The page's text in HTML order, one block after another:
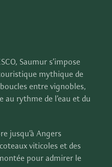
Saumur s’impose
mythique de
entre vignobles,
rythme de l’eau et du
jusqu’à Angers
viticoles et des
pour admirer le